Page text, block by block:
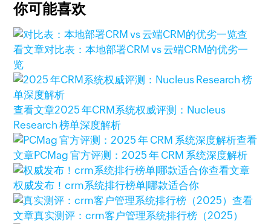
你可能喜欢
查
看文章对比表：本地部署CRM vs 云端CRM的优劣一
览
查看文章2025 年CRM系统权威评测：Nucleus
Research 榜单深度解析
查看
文章PCMag 官方评测：2025 年 CRM 系统深度解析
查看文章
权威发布！crm系统排行榜单|哪款适合你
查看
文章真实测评：crm客户管理系统排行榜（2025）